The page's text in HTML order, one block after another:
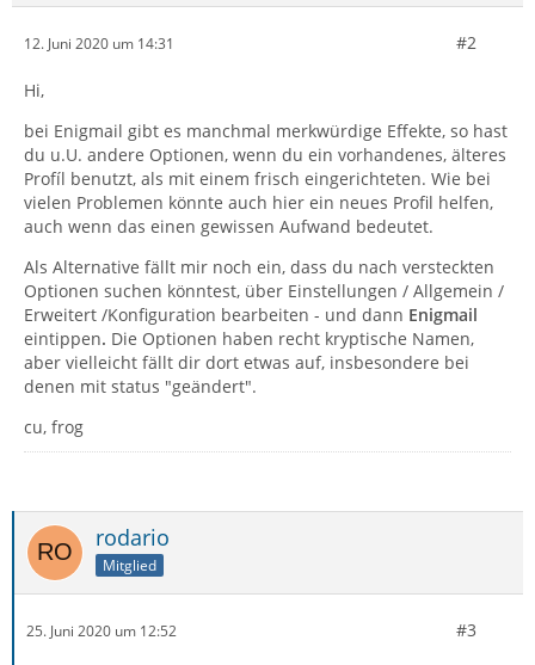
12. Juni 2020 um 14:31 #2
Hi,
bei Enigmail gibt es manchmal merkwürdige Effekte, so hast
du u.U. andere Optionen, wenn du ein vorhandenes, älteres
Profíl benutzt, als mit einem frisch eingerichteten. Wie bei
vielen Problemen könnte auch hier ein neues Profil helfen,
auch wenn das einen gewissen Aufwand bedeutet.
Als Alternative fällt mir noch ein, dass du nach versteckten
Optionen suchen könntest, über Einstellungen / Allgemein /
Erweitert /Konfiguration bearbeiten - und dann Enigmail
eintippen. Die Optionen haben recht kryptische Namen,
aber vielleicht fällt dir dort etwas auf, insbesondere bei
denen mit status "geändert".
cu, frog
rodario
Mitglied
25. Juni 2020 um 12:52 #3